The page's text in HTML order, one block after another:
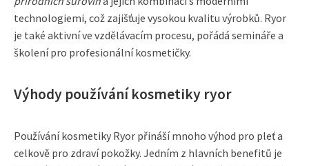
technologiemi, což zajišťuje vysokou kvalitu výrobků. Ryor
je také aktivní ve vzdělávacím procesu, pořádá semináře a
školení pro profesionální kosmetičky.
Výhody používání kosmetiky ryor
Používání kosmetiky Ryor přináší mnoho výhod pro pleť a
celkově pro zdraví pokožky. Jedním z hlavních benefitů je